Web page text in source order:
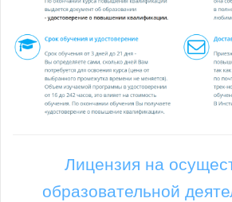
Лицензия на
образовательной